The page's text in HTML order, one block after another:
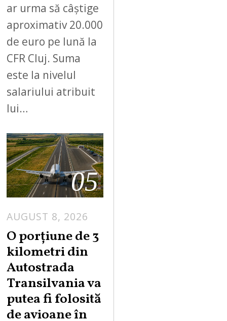
ar urma să câștige
aproximativ 20.000
de euro pe lună la
CFR Cluj. Suma
este la nivelul
salariului atribuit
lui…
05
AUGUST 8, 2026
U
G
T
8
O porțiune de 3
kilometri din
Autostrada
Transilvania va
putea fi folosită
de avioane în